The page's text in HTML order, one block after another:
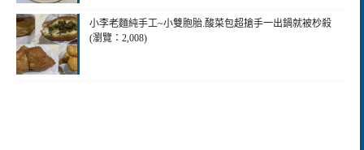
小李老麵純手工~小雙胞胎.酸菜包超搶手一出鍋就被杪殺
(瀏覽：2,008)